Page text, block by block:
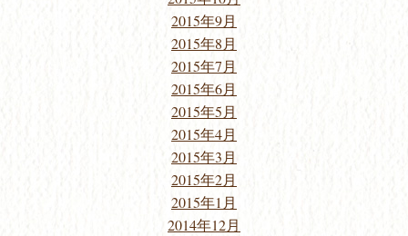
2015年9月
2015年8月
2015年7月
2015年6月
2015年5月
2015年4月
2015年3月
2015年2月
2015年1月
2014年12月